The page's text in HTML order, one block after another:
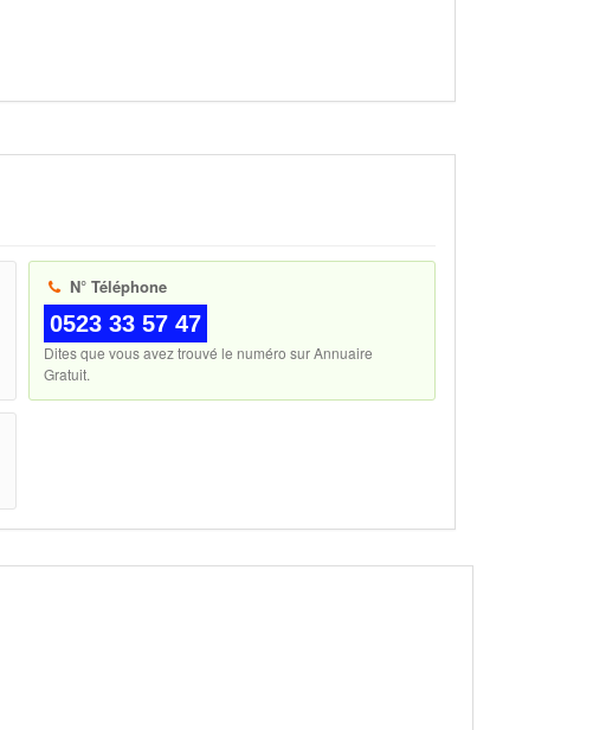
N° Téléphone
0523 33 57 47
Dites que vous avez trouvé le numéro sur Annuaire
Gratuit.